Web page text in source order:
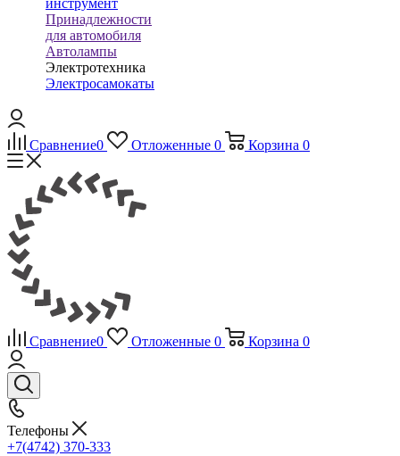
Принадлежности
для автомобиля
Автолампы
Электротехника
Электросамокаты
Сравнение0 Отложенные 0 Корзина 0
Сравнение0 Отложенные 0 Корзина 0
Телефоны
+7(4742) 370-333